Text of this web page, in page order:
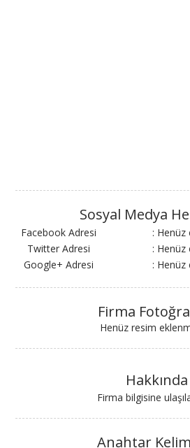
Sosyal Medya
Facebook Adresi
: Henüz
Twitter Adresi
: Henüz
Google+ Adresi
: Henüz
Firma
Henüz resim
Hakkında
Firma bilgisine
Anahtar